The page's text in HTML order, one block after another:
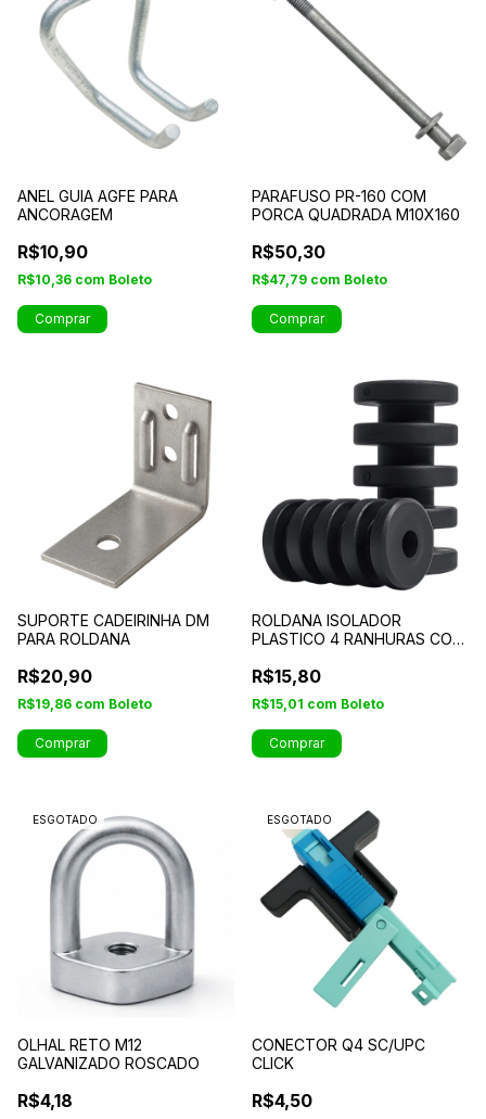
ANEL GUIA AGFE PARA
ANCORAGEM
R$10,90
R$10,36 com Boleto
Comprar
PARAFUSO PR-160 COM
PORCA QUADRADA M10X160
R$50,30
R$47,79 com Boleto
Comprar
SUPORTE CADEIRINHA DM
PARA ROLDANA
R$20,90
R$19,86 com Boleto
Comprar
ROLDANA ISOLADOR
PLASTICO 4 RANHURAS COR
R$15,80
R$15,01 com Boleto
Comprar
ESGOTADO
OLHAL RETO M12
GALVANIZADO ROSCADO
R$4,18
ESGOTADO
CONECTOR Q4 SC/UPC
CLICK
R$4,50